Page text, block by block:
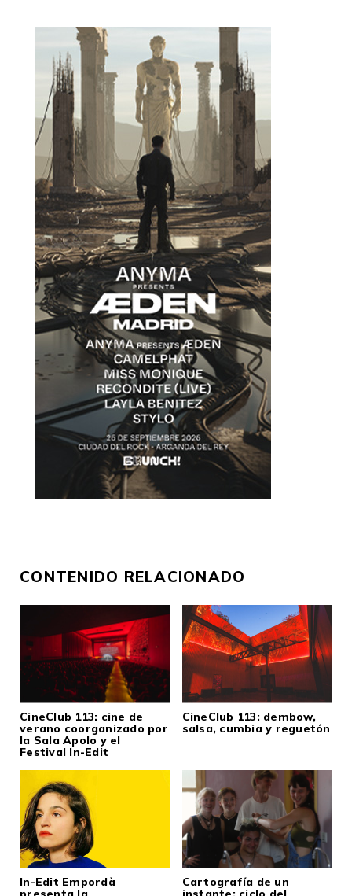
CONTENIDO RELACIONADO
CineClub 113: cine de
verano coorganizado por
la Sala Apolo y el
Festival In-Edit
CineClub 113: dembow,
salsa, cumbia y reguetón
In-Edit Empordà
Cartografía de un